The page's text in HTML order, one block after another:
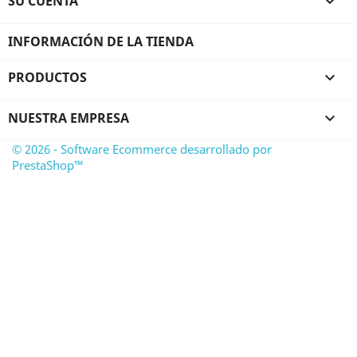
INFORMACIÓN DE LA TIENDA
PRODUCTOS 
NUESTRA EMPRESA 
© 2026 - Software Ecommerce desarrollado por
PrestaShop™